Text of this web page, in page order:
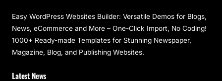
Easy WordPress Websites Builder: Versatile Demos for Blogs,
News, eCommerce and More – One-Click Import, No Coding!
1000+ Ready-made Templates for Stunning Newspaper,
Magazine, Blog, and Publishing Websites.
Latest News